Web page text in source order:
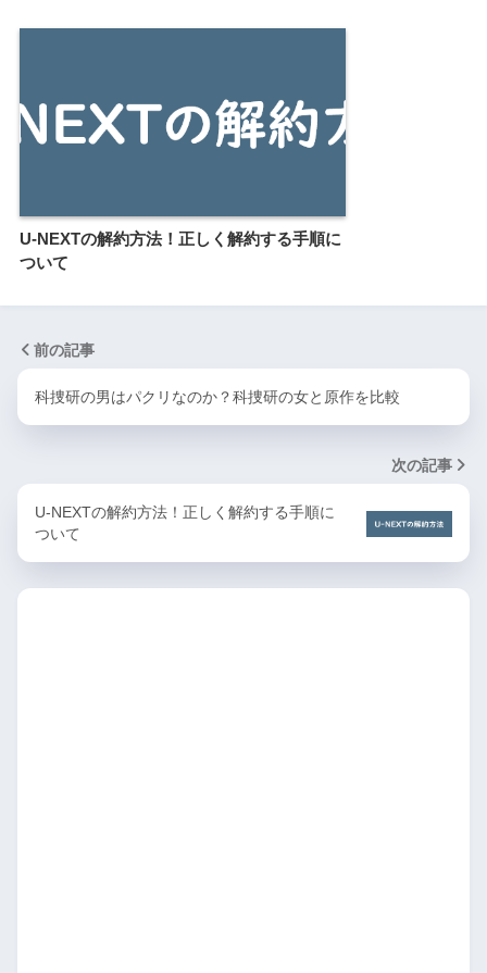
U-NEXTの解約方法！正しく解約する手順に
ついて
前の記事
科捜研の男はパクリなのか？科捜研の女と原作を比較
次の記事
U-NEXTの解約方法！正しく解約する手順に
ついて